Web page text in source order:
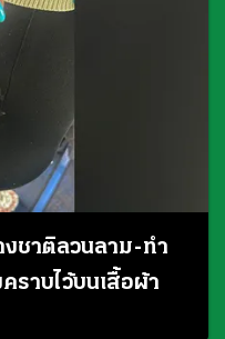
งชาติลวนลาม-ทำ
ราบไว้บนเสื้อผ้า